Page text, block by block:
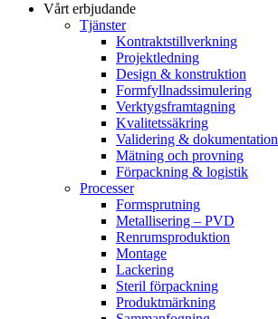
Vårt erbjudande
Tjänster
Kontraktstillverkning
Projektledning
Design & konstruktion
Formfyllnadssimulering
Verktygsframtagning
Kvalitetssäkring
Validering & dokumentation
Mätning och provning
Förpackning & logistik
Processer
Formsprutning
Metallisering – PVD
Renrumsproduktion
Montage
Lackering
Steril förpackning
Produktmärkning